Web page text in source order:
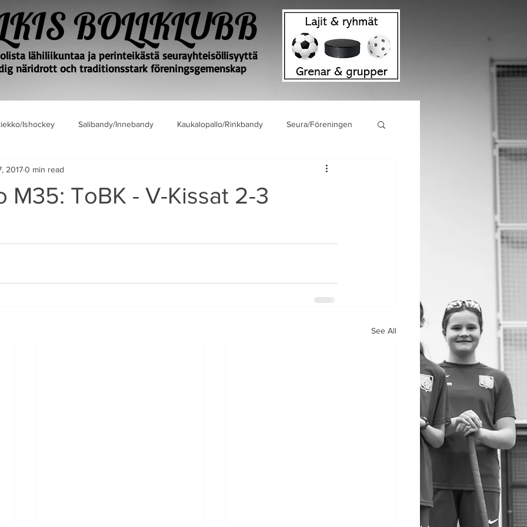
BOLLKLUBB
lähiliikuntaa ja perinteikästä seurayhteisöllisyyttä
näridrott och traditionsstark föreningsgemenskap
Ishockey Salibandy/Innebandy Kaukalopallo/Rinkbandy Seura/Föreningen
M35: ToBK - V-Kissat 2-3
20170 min read
See All